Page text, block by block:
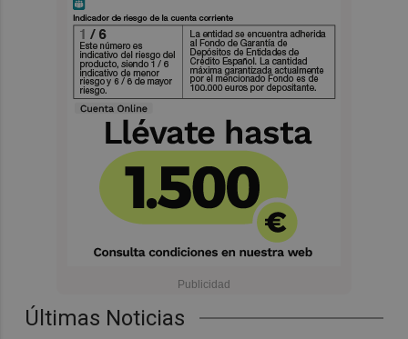
Últimas Noticias